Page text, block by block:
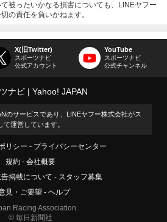
被ったいかなる損害についても、LINEヤフー
の責任を負いかねます。
X(旧Twitter)
スポーツナビ
公式アカウント
YouTube
スポーツナビ
公式チャンネル
ナビ Yahoo! JAPAN
のサービスであり、LINEヤフー株式会社がス
運営しています。
リシー
プライバシーセンター
規約
会社概要
告掲載について
スタッフ募集
見・ご要望
ヘルプ
Racing Association.
© 毎日新聞社